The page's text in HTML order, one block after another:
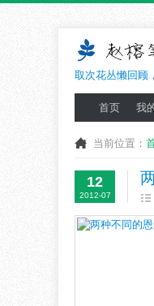
取次花丛懒回顾
首页 我
当前位置：
12
2012-07